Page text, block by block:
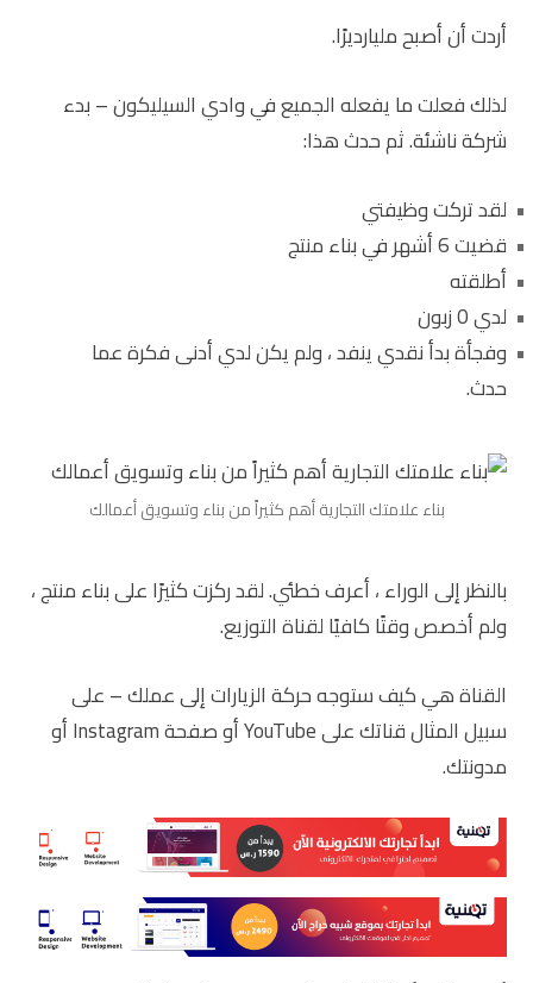
أردت أن أصبح مليارديرًا.
لذلك فعلت ما يفعله الجميع في وادي السيليكون – بدء
شركة ناشئة. ثم حدث هذا:
لقد تركت وظيفتي
قضيت 6 أشهر في بناء منتج
أطلقته
لدي 0 زبون
وفجأة بدأ نقدي ينفد ، ولم يكن لدي أدنى فكرة عما
حدث.
بناء علامتك التجارية أهم كثيراً من بناء وتسويق أعمالك
بالنظر إلى الوراء ، أعرف خطئي. لقد ركزت كثيرًا على بناء منتج ،
ولم أخصص وقتًا كافيًا لقناة التوزيع.
القناة هي كيف ستوجه حركة الزيارات إلى عملك – على
سبيل المثال قناتك على YouTube أو صفحة Instagram أو
مدونتك.